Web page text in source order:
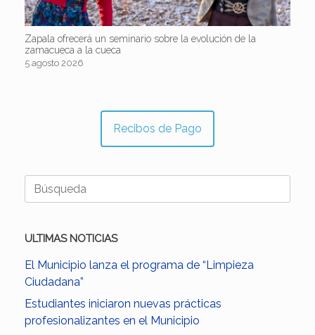
Zapala ofrecerá un seminario sobre la evolución de la
zamacueca a la cueca
5 agosto 2026
Recibos de Pago
Buscar:
ULTIMAS NOTICIAS
El Municipio lanza el programa de “Limpieza
Ciudadana”
Estudiantes iniciaron nuevas prácticas
profesionalizantes en el Municipio